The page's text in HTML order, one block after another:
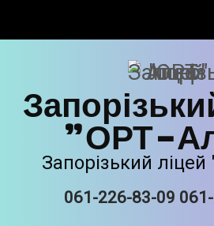
Прозорість та інформаційна
Безпечне освітнє
Освітня діяльність
Виховна робота
"ОРТ-
Запорізький
061-226-83-09